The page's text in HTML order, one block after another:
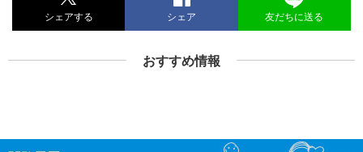
シェアする シェア 友だちに送る
おすすめ情報